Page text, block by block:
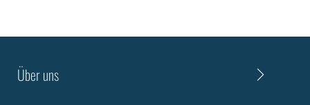
Über uns